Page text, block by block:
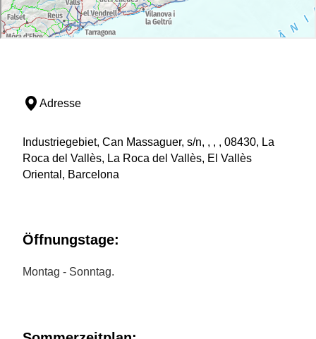
Adresse
Industriegebiet, Can Massaguer, s/n, , , , 08430, La
Roca del Vallès, La Roca del Vallès, El Vallès
Oriental, Barcelona
Öffnungstage:
Montag - Sonntag.